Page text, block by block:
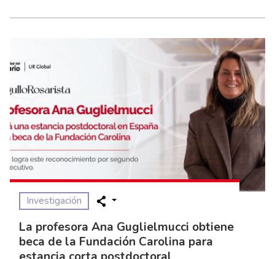
Investigación
La profesora Ana Guglielmucci obtiene
beca de la Fundación Carolina para